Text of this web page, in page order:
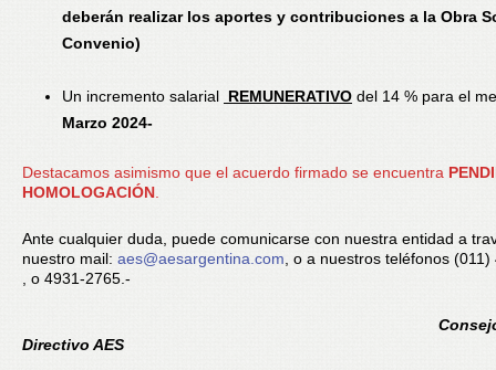
deberán realizar los aportes y contribuciones a la Obra
Convenio)
Un incremento salarial REMUNERATIVO del 14 % para el
Marzo 2024-
Destacamos asimismo que el acuerdo firmado se encuentra
HOMOLOGACIÓN
Ante cualquier duda, puede comunicarse con nuestra entidad a
nuestro mail: aes@aesargentina.com , o a nuestros teléfonos
, o 4931-2765.-
Directivo AES